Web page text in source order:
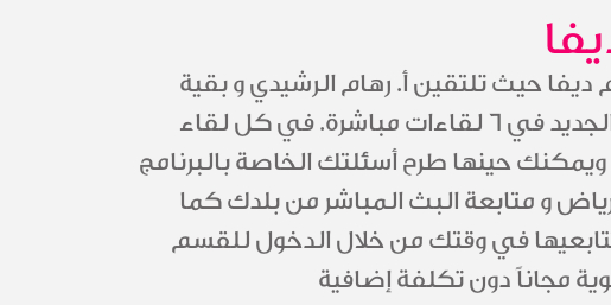
حيث تلتقين أ. رهام الرشيدي و بقية
المشتركين معك في البرنامج خلال العام الجديد في 6 لقاءات مباشرة. في كل لقاء
حينها طرح أسئلتك الخاصة بالبرنامج
و متابعة البث المباشر من بلدك كما
في وقتك من خلال الدخول للقسم
مجاناً دون تكلفة إضافية